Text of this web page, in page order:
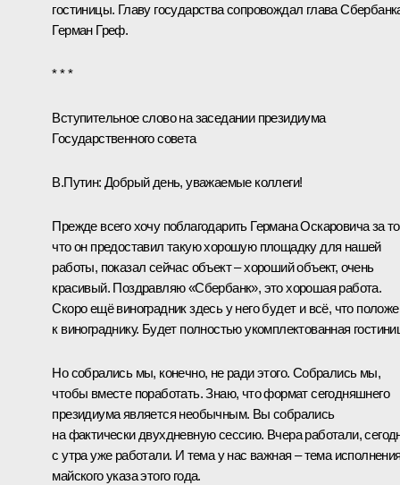
гостиницы. Главу государства сопровождал глава
Герман Греф.
* * *
Вступительное слово на заседании президиума
Государственного совета
В.Путин: Добрый день, уважаемые коллеги!
Прежде всего хочу поблагодарить Германа Оскаровича за
что он предоставил такую хорошую площадку для нашей
работы, показал сейчас объект – хороший объект, очень
красивый. Поздравляю «Сбербанк», это хорошая работа.
Скоро ещё виноградник здесь у него будет и всё, что
к винограднику. Будет полностью укомплектованная
Но собрались мы, конечно, не ради этого. Собрались мы,
чтобы вместе поработать. Знаю, что формат сегодняшнего
президиума является необычным. Вы собрались
на фактически двухдневную сессию. Вчера работали,
с утра уже работали. И тема у нас важная – тема
майского указа этого года.